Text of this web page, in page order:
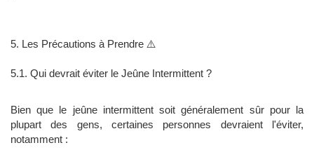
5. Les Précautions à Prendre ⚠️
5.1. Qui devrait éviter le Jeûne Intermittent ?
Bien que le jeûne intermittent soit généralement sûr pour la
plupart des gens, certaines personnes devraient l'éviter,
notamment :